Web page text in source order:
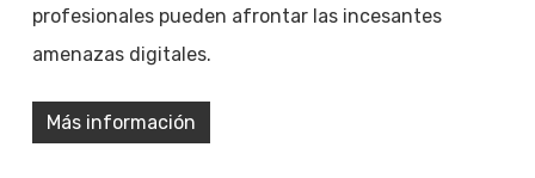
profesionales pueden afrontar las incesantes
amenazas digitales.
Más información